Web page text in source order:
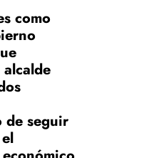
como
de seguir